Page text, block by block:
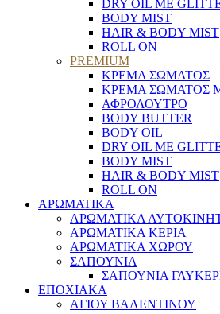
DRY OIL ΜΕ
BODY MIST
HAIR & BODY MIST
ROLL ON
PREMIUM
ΚΡΕΜΑ ΣΩΜΑΤΟΣ
ΚΡΕΜΑ ΣΩΜΑΤΟΣ
ΑΦΡΟΛΟΥΤΡΟ
BODY BUTTER
BODY OIL
DRY OIL ΜΕ
BODY MIST
HAIR & BODY MIST
ROLL ON
ΑΡΩΜΑΤΙΚΑ
ΑΡΩΜΑΤΙΚΑ
ΑΡΩΜΑΤΙΚΑ ΚΕΡΙΑ
ΑΡΩΜΑΤΙΚΑ ΧΩΡΟΥ
ΣΑΠΟΥΝΙΑ
ΣΑΠΟΥΝΙΑ
ΕΠΟΧΙΑΚΑ
ΑΓΙΟΥ ΒΑΛΕΝΤΙΝΟΥ